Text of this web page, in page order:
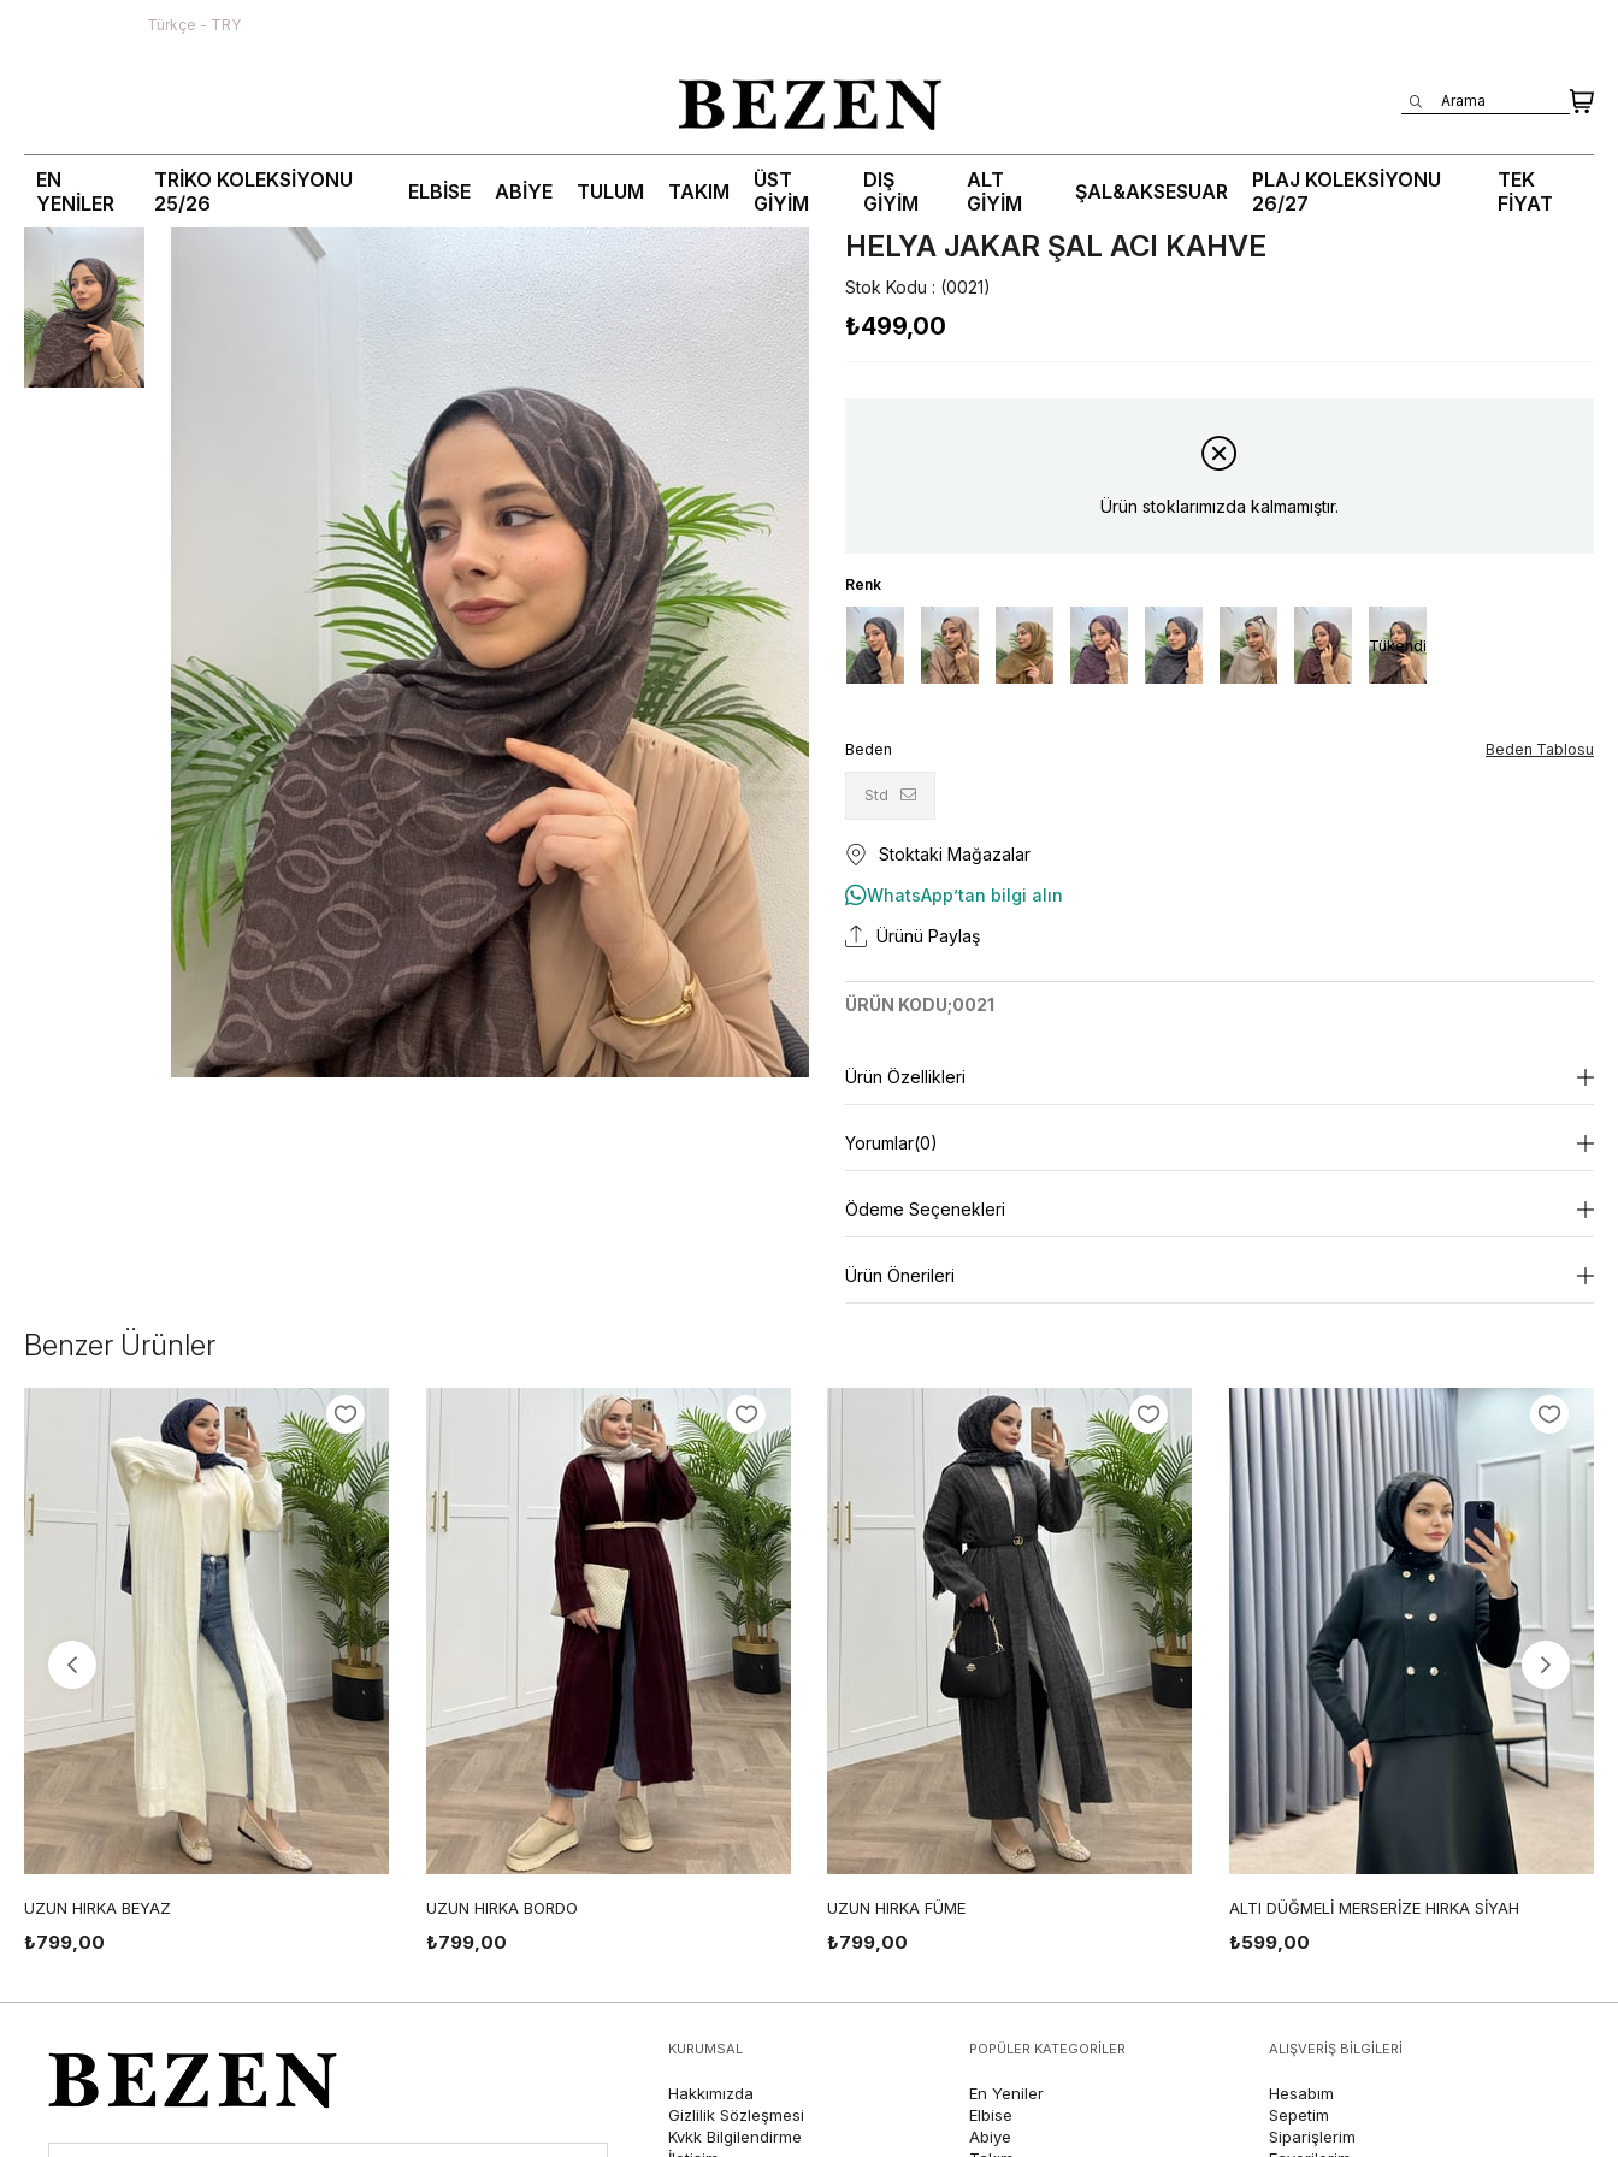
Türkçe - TRY
EN
YENİLER
TRİKO KOLEKSİYONU
25/26
ELBİSE ABİYE TULUM TAKIM
ÜST
GİYİM
DIŞ
GİYİM
ALT
GİYİM
ŞAL&AKSESUAR
PLAJ KOLEKSİYONU
26/27
TEK
FİYAT
HELYA JAKAR ŞAL ACI KAHVE
Stok Kodu (0021)
₺499,00
Ürün stoklarımızda kalmamıştır.
Tükendi
Beden
Std
Beden Tablosu
Stoktaki Mağazalar
WhatsApp’tan bilgi alın
Ürünü Paylaş
ÜRÜN KODU;0021
Ürün Özellikleri
Yorumlar(0)
Ödeme Seçenekleri
Ürün Önerileri
Benzer Ürünler
UZUN HIRKA BEYAZ
₺799,00
UZUN HIRKA BORDO
₺799,00
UZUN HIRKA FÜME
₺799,00
ALTI DÜĞMELİ MERSERİZE HIRKA SİYAH
₺599,00
KURUMSAL
Hakkımızda
Gizlilik Sözleşmesi
Kvkk Bilgilendirme
POPÜLER KATEGORİLER
En Yeniler
Elbise
Abiye
ALIŞVERİŞ BİLGİLERİ
Hesabım
Sepetim
Siparişlerim